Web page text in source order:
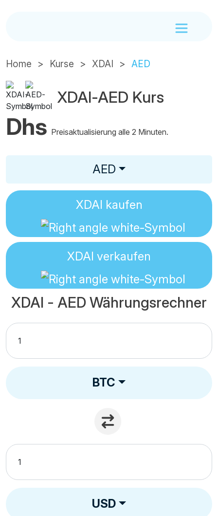
Home Kurse XDAI AED
XDAI-AED Kurs
Dhs Preisaktualisierung alle 2 Minuten.
AED
XDAI kaufen
XDAI verkaufen
XDAI - AED Währungsrechner
BTC
USD